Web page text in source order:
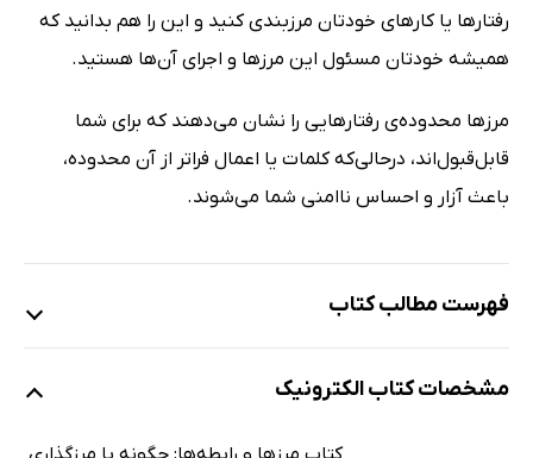
رفتارها یا کارهای خودتان مرزبندی کنید و این را هم بدانید که
همیشه خودتان مسئول این مرزها و اجرای آن‌ها هستید.
مرزها محدوده‌ی رفتارهایی را نشان می‌دهند که برای شما
قابل‌قبول‌اند، در‌حالی‌که کلمات یا اعمال فراتر از آن محدوده،
باعث آزار و احساس ناامنی شما می‌شوند.
فهرست مطالب کتاب
یادداشت نویسنده
مقدمه: چگونه «بانوی مرزها» شدم
مشخصات کتاب الکترونیک